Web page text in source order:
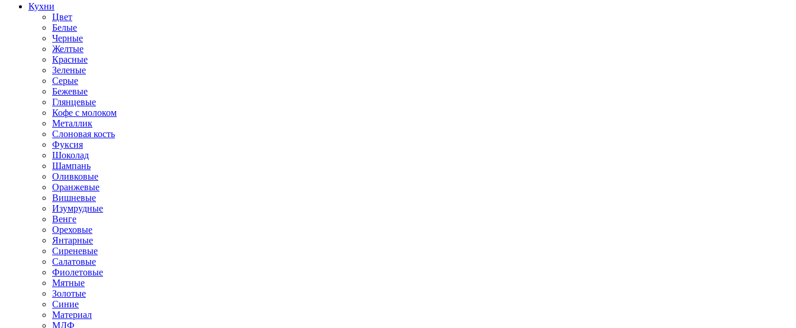
Кухни
Цвет
Белые
Черные
Желтые
Красные
Зеленые
Серые
Бежевые
Глянцевые
Кофе с молоком
Металлик
Слоновая кость
Фуксия
Шоколад
Шампань
Оливковые
Оранжевые
Вишневые
Изумрудные
Венге
Ореховые
Янтарные
Сиреневые
Салатовые
Фиолетовые
Мятные
Золотые
Синие
Материал
МДФ